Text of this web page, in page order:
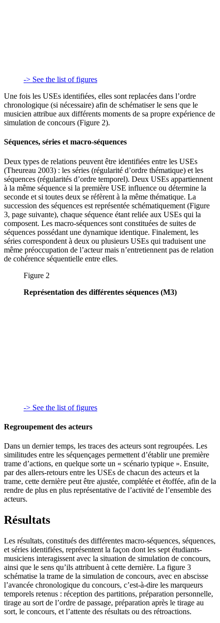
-> See the list of figures
Une fois les USEs identifiées, elles sont replacées dans l’ordre
chronologique (si nécessaire) afin de schématiser le sens que le
musicien attribue aux différents moments de sa propre expérience de
simulation de concours (Figure 2).
Séquences, séries et macro-séquences
Deux types de relations peuvent être identifiées entre les USEs
(Theureau 2003) : les séries (régularité d’ordre thématique) et les
séquences (régularités d’ordre temporel). Deux USEs appartiennent
à la même séquence si la première USE influence ou détermine la
seconde et si toutes deux se réfèrent à la même thématique. La
succession des séquences est représentée schématiquement (Figure
3, page suivante), chaque séquence étant reliée aux USEs qui la
composent. Les macro-séquences sont constituées de suites de
séquences possédant une dynamique identique. Finalement, les
séries correspondent à deux ou plusieurs USEs qui traduisent une
même préoccupation de l’acteur mais n’entretiennent pas de relation
de cohérence séquentielle entre elles.
Figure 2
Représentation des différentes séquences (M3)
-> See the list of figures
Regroupement des acteurs
Dans un dernier temps, les traces des acteurs sont regroupées. Les
similitudes entre les séquençages permettent d’établir une première
trame d’actions, en quelque sorte un « scénario typique ». Ensuite,
par des allers-retours entre les USEs de chacun des acteurs et la
trame, cette dernière peut être ajustée, complétée et étoffée, afin de la
rendre de plus en plus représentative de l’activité de l’ensemble des
acteurs.
Résultats
Les résultats, constitués des différentes macro-séquences, séquences,
et séries identifiées, représentent la façon dont les sept étudiants-
musiciens interagissent avec la situation de simulation de concours,
ainsi que le sens qu’ils attribuent à cette dernière. La figure 3
schématise la trame de la simulation de concours, avec en abscisse
l’avancée chronologique du concours, c’est-à-dire les marqueurs
temporels retenus : réception des partitions, préparation personnelle,
tirage au sort de l’ordre de passage, préparation après le tirage au
sort, le concours, et l’attente des résultats ou des rétroactions.